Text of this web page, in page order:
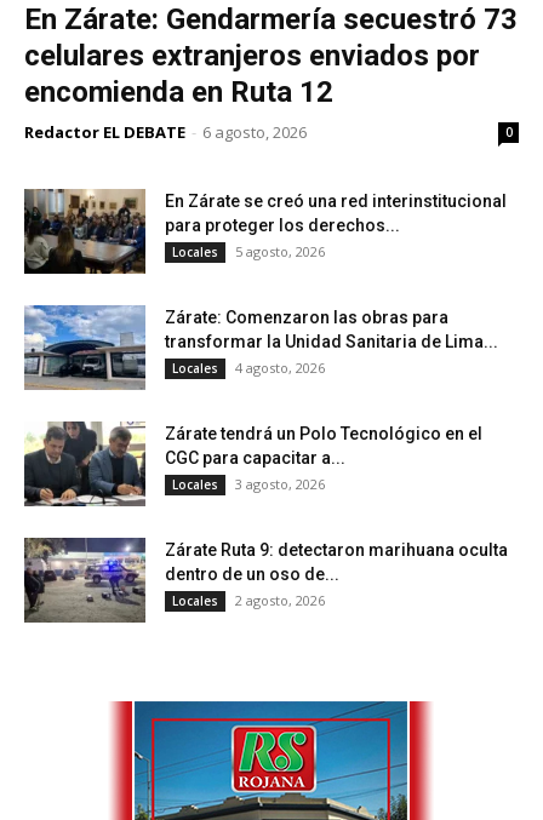
En Zárate: Gendarmería secuestró 73
celulares extranjeros enviados por
encomienda en Ruta 12
Redactor EL DEBATE - 6 agosto, 2026 0
En Zárate se creó una red interinstitucional
para proteger los derechos...
Locales 5 agosto, 2026
Zárate: Comenzaron las obras para
transformar la Unidad Sanitaria de Lima...
Locales 4 agosto, 2026
Zárate tendrá un Polo Tecnológico en el
CGC para capacitar a...
Locales 3 agosto, 2026
Zárate Ruta 9: detectaron marihuana oculta
dentro de un oso de...
Locales 2 agosto, 2026